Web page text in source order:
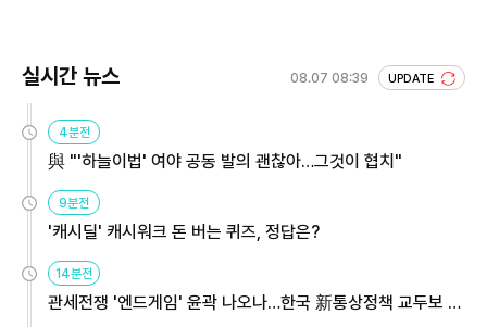
실시간 뉴스 08.07 08:39 UPDATE
4분전
與 "'하늘이법' 여야 공동 발의 괜찮아…그것이 협치"
9분전
'캐시딜' 캐시워크 돈 버는 퀴즈, 정답은?
14분전
관세전쟁 '엔드게임' 윤곽 나오나…한국 新통상정책 교두보 활